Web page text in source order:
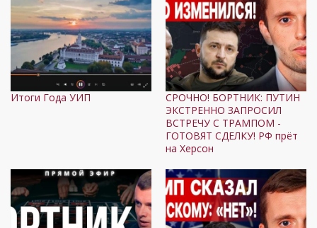
Итоги Года УИП
СРОЧНО! БОРТНИК: ПУТИН
ЭКСТРЕННО ЗАПРОСИЛ
ВСТРЕЧУ С ТРАМПОМ -
ГОТОВЯТ СДЕЛКУ! РФ прёт
на Херсон